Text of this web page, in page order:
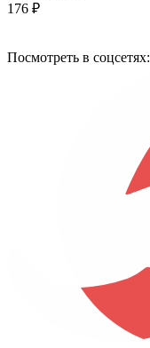
176 ₽
Посмотреть в соцсетях: